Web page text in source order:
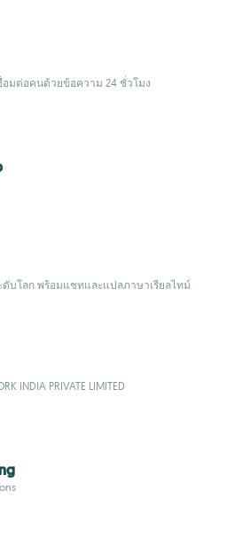
อมต่อคนด้วยข้อความ 24 ชั่วโมง
ดับโลก พร้อมแชทและแปลภาษาเรียลไทม์
INDIA PRIVATE LIMITED